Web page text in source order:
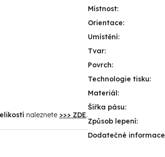
naleznete >>> ZDE.
Místnost:
Orientace:
Umístění:
Tvar:
Povrch:
Technologie tisku:
Materiál:
Šířka pásu:
Způsob lepení:
Dodatečné informace